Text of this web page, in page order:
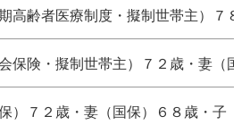
高齢者医療制度・擬制世帯主）７８
保険・擬制世帯主）７２歳・妻（国
）７２歳・妻（国保）６８歳・子（